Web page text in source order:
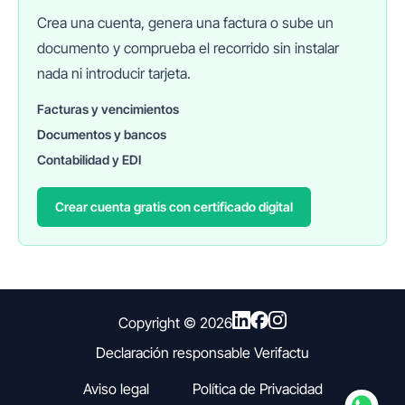
Crea una cuenta, genera una factura o sube un
documento y comprueba el recorrido sin instalar
nada ni introducir tarjeta.
Facturas y vencimientos
Documentos y bancos
Contabilidad y EDI
Crear cuenta gratis con certificado digital
Copyright © 2026
Declaración responsable Verifactu
Aviso legal
Política de Privacidad
FINANEDI
Hablemos ahora
Pedir información sobre FinanEDI